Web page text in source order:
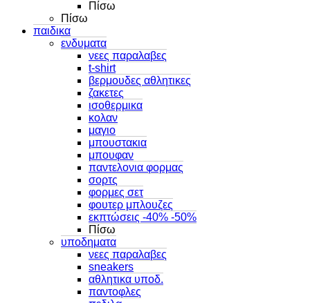
Πίσω
Πίσω
παιδικα
ενδυματα
νεες παραλαβες
t-shirt
βερμουδες αθλητικες
ζακετες
ισοθερμικα
κολαν
μαγιο
μπουστακια
μπουφαν
παντελονια φορμας
σορτς
φορμες σετ
φουτερ μπλουζες
εκπτώσεις -40% -50%
Πίσω
υποδηματα
νεες παραλαβες
sneakers
αθλητικα υποδ.
παντοφλες